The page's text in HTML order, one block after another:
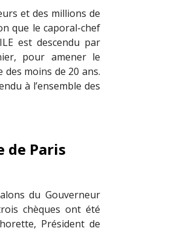
et des millions de
que le caporal-chef
est descendu par
pour amener le
moins de 20 ans.
à l’ensemble des
de Paris
du Gouverneur
chèques ont été
Président de